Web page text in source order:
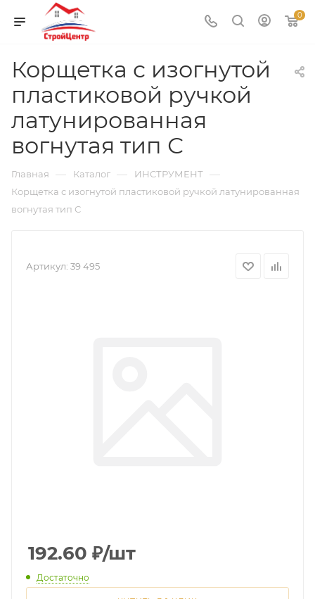
0
Корщетка с изогнутой
пластиковой ручкой
латунированная
вогнутая тип С
Главная — Каталог — ИНСТРУМЕНТ —
Корщетка с изогнутой пластиковой ручкой латунированная
вогнутая тип С
Артикул: 39 495
192.60 ₽/шт
Достаточно